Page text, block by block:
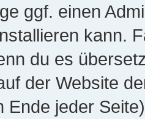
ggf. einen
kann.
du es
der Website
Ende jeder